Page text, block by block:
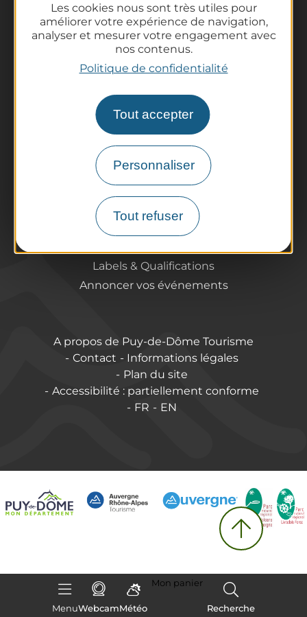
Les cookies nous sont très utiles pour
améliorer votre expérience de navigation,
analyser et mesurer votre engagement avec
nos contenus.
Politique de confidentialité
Tout accepter
Personnaliser
Tout refuser
MenuWebcamMétéo
Mon panier
Recherche
La destination
Nos incontournables
L'Auvergne des Volcans
Randonnées
Tout l'agenda
Préparer son voyage
Informations pratiques
Offices de Tourisme
Comment venir ?
Destination accessible
Pro / Partenaires
Qui sommes-nous ?
Labels & Qualifications
Annoncer vos événements
A propos de Puy-de-Dôme Tourisme
Contact
Informations légales
Plan du site
Accessibilité : partiellement conforme
FR
EN